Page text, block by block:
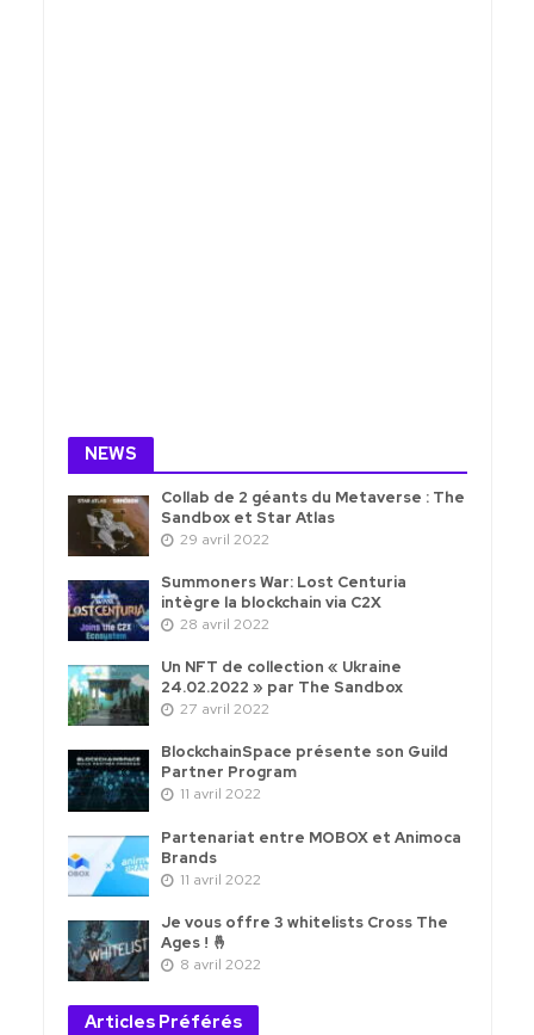
NEWS
Collab de 2 géants du Metaverse : The
Sandbox et Star Atlas
29 avril 2022
Summoners War: Lost Centuria
intègre la blockchain via C2X
28 avril 2022
Un NFT de collection « Ukraine
24.02.2022 » par The Sandbox
27 avril 2022
BlockchainSpace présente son Guild
Partner Program
11 avril 2022
Partenariat entre MOBOX et Animoca
Brands
11 avril 2022
Je vous offre 3 whitelists Cross The
Ages ! 🤞
8 avril 2022
Articles Préférés